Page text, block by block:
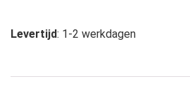
Levertijd: 1-2 werkdagen